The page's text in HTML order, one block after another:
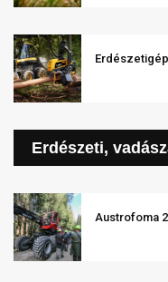
Erdészeti,
Austrofoma